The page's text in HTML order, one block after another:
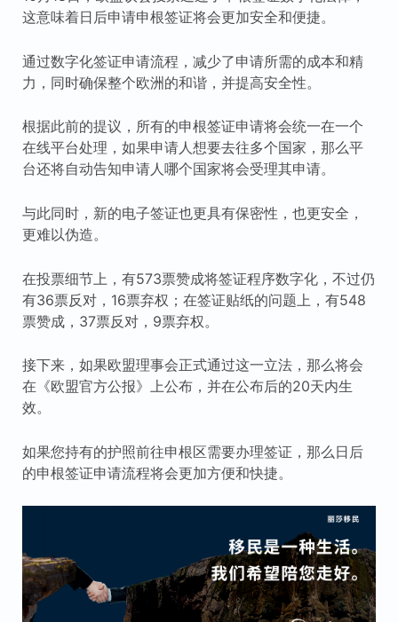
这意味着日后申请申根签证将会更加安全和便捷。
通过数字化签证申请流程，减少了申请所需的成本和精
力，同时确保整个欧洲的和谐，并提高安全性。
根据此前的提议，所有的申根签证申请将会统一在一个
在线平台处理，如果申请人想要去往多个国家，那么平
台还将自动告知申请人哪个国家将会受理其申请。
与此同时，新的电子签证也更具有保密性，也更安全，
更难以伪造。
在投票细节上，有573票赞成将签证程序数字化，不过仍
有36票反对，16票弃权；在签证贴纸的问题上，有548
票赞成，37票反对，9票弃权。
接下来，如果欧盟理事会正式通过这一立法，那么将会
在《欧盟官方公报》上公布，并在公布后的20天内生
效。
如果您持有的护照前往申根区需要办理签证，那么日后
的申根签证申请流程将会更加方便和快捷。